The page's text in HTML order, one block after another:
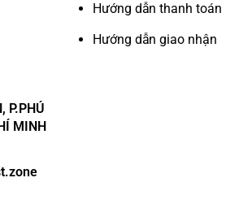
P.PHÚ
MINH
Hướng dẫn thanh toán
Hướng dẫn giao nhận